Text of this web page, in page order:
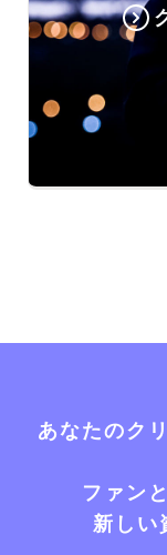
あなたのク
ファン
新しい